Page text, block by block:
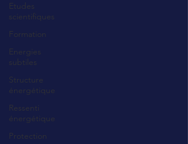
Etudes
scientifiques
Formation
Energies
subtiles
Structure
énergétique
Ressenti
énergétique
Protection